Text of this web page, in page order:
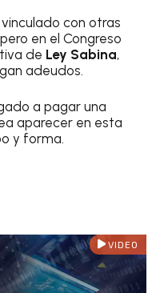
con otras
en el Congreso
de Ley Sabina,
adeudos.
a pagar una
aparecer en esta
y forma.
VIDEO